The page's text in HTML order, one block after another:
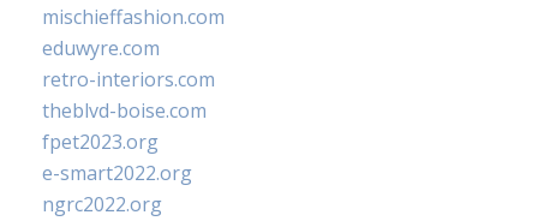
mischieffashion.com
eduwyre.com
retro-interiors.com
theblvd-boise.com
fpet2023.org
e-smart2022.org
ngrc2022.org